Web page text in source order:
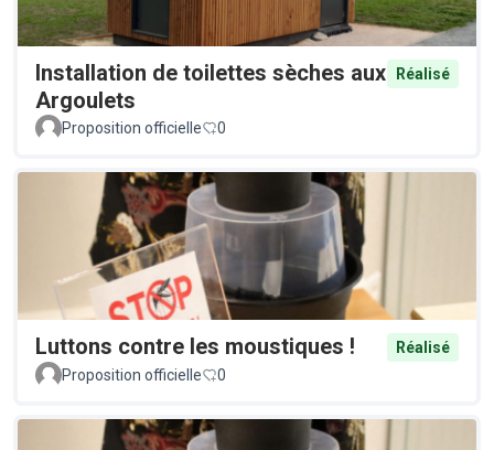
Installation de toilettes sèches aux
Argoulets
Réalisé
Proposition officielle 0
Luttons contre les moustiques !
Réalisé
Proposition officielle
0